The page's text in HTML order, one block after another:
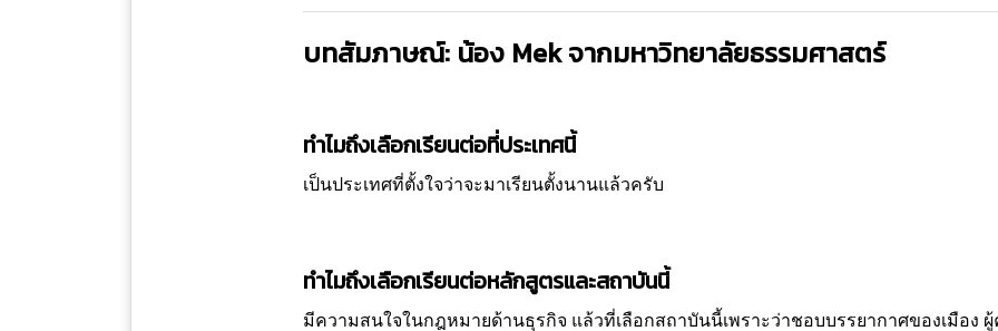
บทสัมภาษณ์: น้อง Mek จากมหาวิทยาลัยธรรมศาสตร์
ทำไมถึงเลือกเรียนต่อที่ประเทศนี้
เป็นประเทศที่ตั้งใจว่าจะมาเรียนตั้งนานแล้วครับ
ทำไมถึงเลือกเรียนต่อหลักสูตรและสถาบันนี้
มีความสนใจในกฎหมายด้านธุรกิจ แล้วที่เลือกสถาบันนี้เพราะว่าชอบบรรยากาศของเมือง